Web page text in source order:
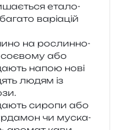
ета­ло­
варі­а­цій
на рослин­но­
соє­во­му або
напою нові
людям із
сиро­пи або
чи муска­